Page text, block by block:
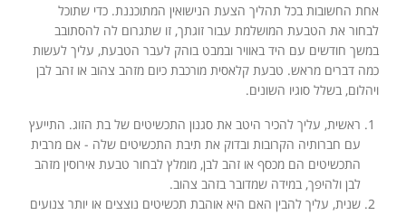
אחת החשובות בכל תהליך הצעת הנישואין המתוכננת. כדי שתוכל
לבחור את הטבעת המושלמת עבור זוגתך, זו שתגרום לה להסתובב
במשך חודשים עם היד באוויר ובמבט בוהק לעבר הטבעת, עליך לעשות
כמה דברים מראש. טבעת קלאסית מורכבת כיום מזהב צהוב או זהב לבן
ויהלום, בשלל סוגיו השונים.
ראשית, עליך להכיר היטב את סגנון התכשיטים של בת הזוג. התייעץ
עם חברותיה הקרובות ובדוק את תיבת התכשיטים שלה - אם מרבית
התכשיטים הם מכסף או זהב לבן, מומלץ לבחור טבעת אירוסין מזהב
לבן ולהיפך, במידה שמדובר בזהב צהוב.
שנית, עליך להבין האם היא אוהבת תכשיטים נוצצים או יותר צנועים